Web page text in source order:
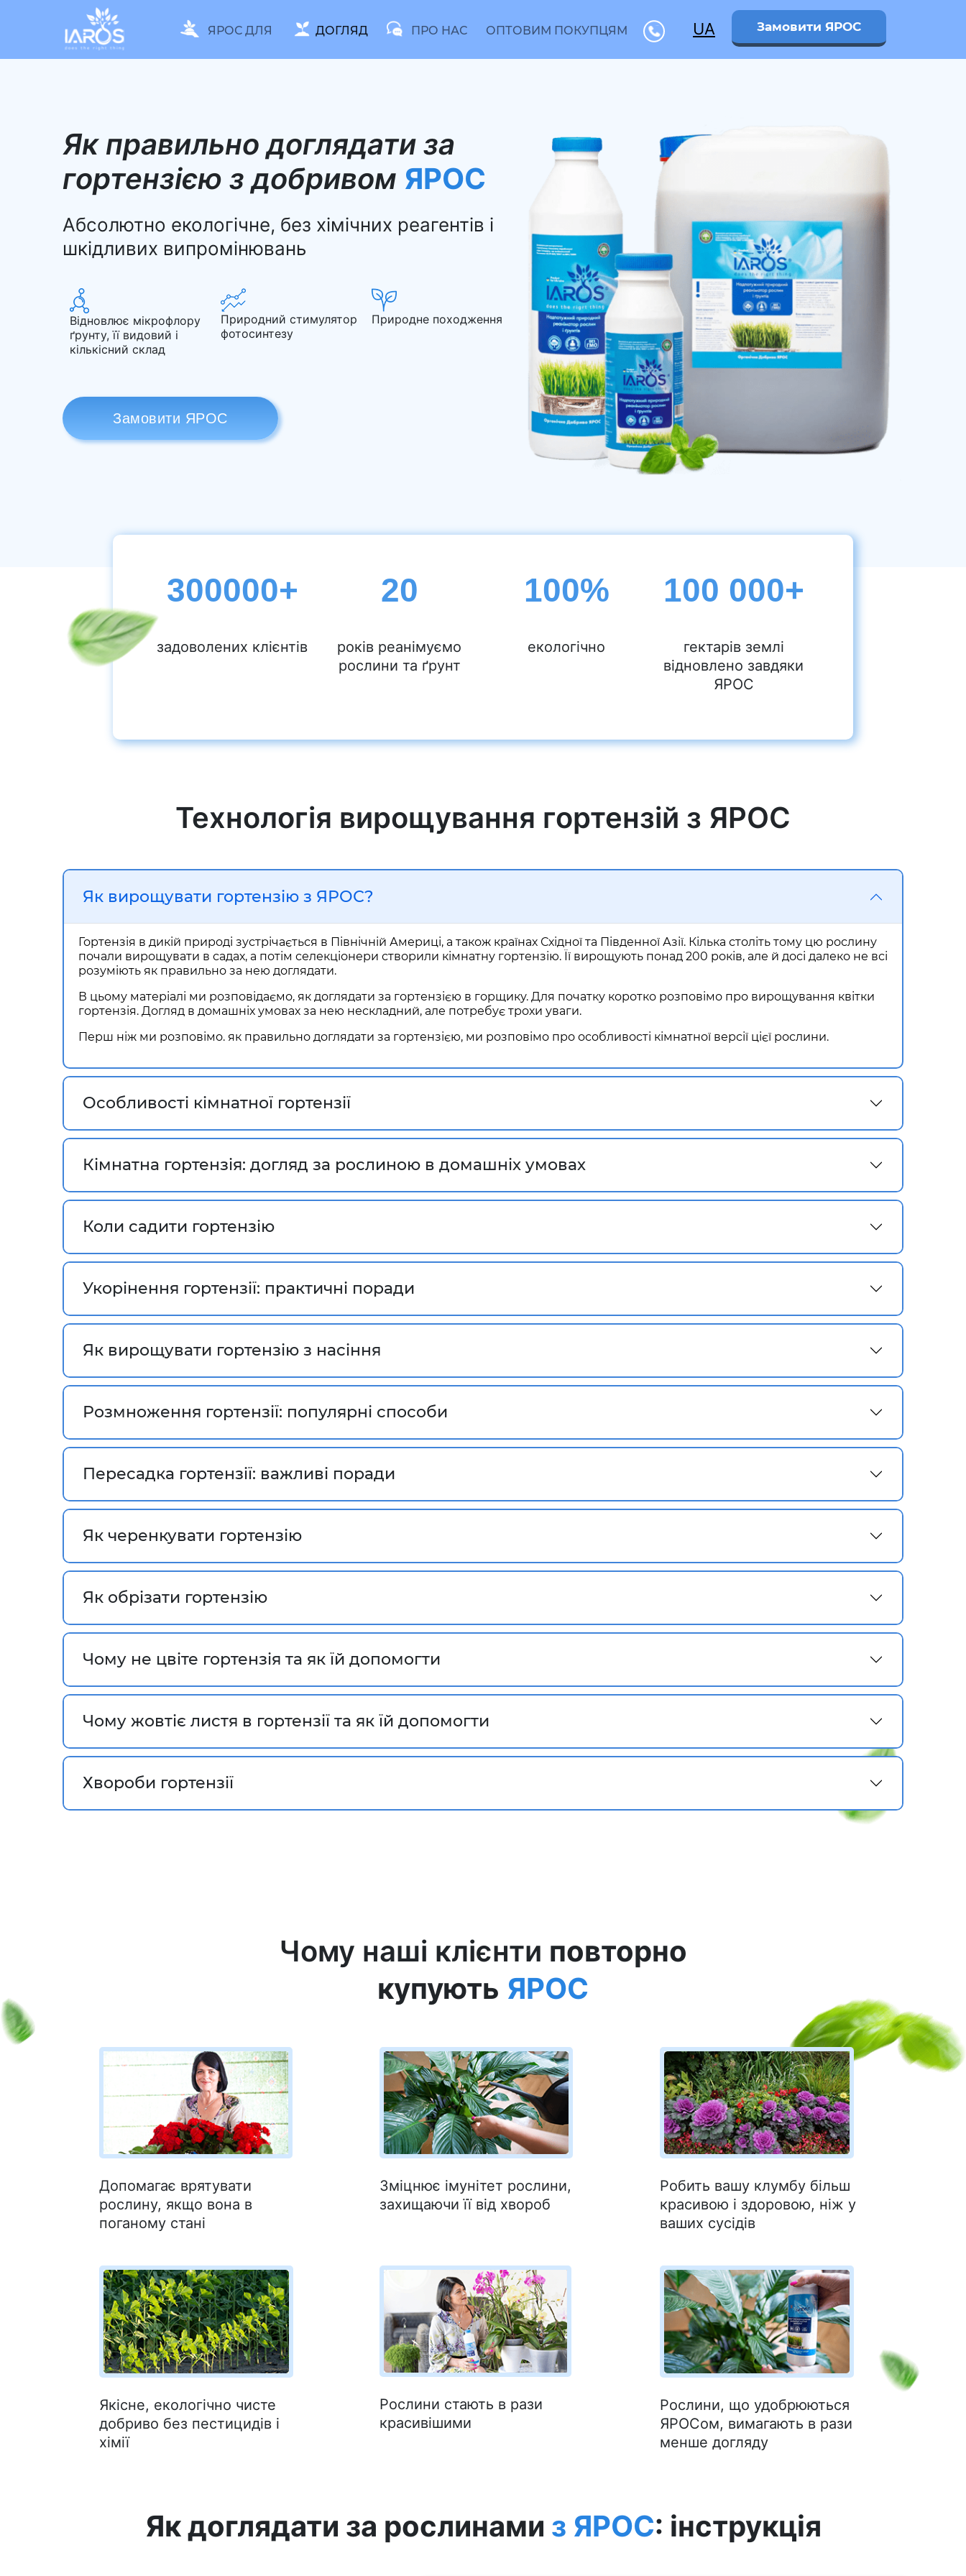
ЯРОС ДЛЯ ДОГЛЯД ПРО НАС ОПТОВИМ ПОКУПЦЯМ UA Замовити ЯРОС
Як правильно доглядати за
гортензією з добривом ЯРОС
Абсолютно екологічне, без хімічних реагентів і
шкідливих випромінювань
Відновлює мікрофлору
ґрунту, її видовий і
кількісний склад
Природний стимулятор
фотосинтезу
Природне походження
Замовити ЯРОС
300000+
задоволених клієнтів
20
років реанімуємо
рослини та ґрунт
100%
екологічно
100 000+
гектарів землі
відновлено завдяки
ЯРОС
Технологія вирощування гортензій з ЯРОС
Як вирощувати гортензію з ЯРОС?
Гортензія в дикій природі зустрічається в Північній Америці, а також країнах Східної та Південної Азії. Кілька століть тому цю рослину
почали вирощувати в садах, а потім селекціонери створили кімнатну гортензію. Її вирощують понад 200 років, але й досі далеко не всі
розуміють як правильно за нею доглядати.
В цьому матеріалі ми розповідаємо, як доглядати за гортензією в горщику. Для початку коротко розповімо про вирощування квітки
гортензія. Догляд в домашніх умовах за нею нескладний, але потребує трохи уваги.
Перш ніж ми розповімо. як правильно доглядати за гортензією, ми розповімо про особливості кімнатної версії цієї рослини.
Особливості кімнатної гортензії
Кімнатна гортензія: догляд за рослиною в домашніх умовах
Коли садити гортензію
Укорінення гортензії: практичні поради
Як вирощувати гортензію з насіння
Розмноження гортензії: популярні способи
Пересадка гортензії: важливі поради
Як черенкувати гортензію
Як обрізати гортензію
Чому не цвіте гортензія та як їй допомогти
Чому жовтіє листя в гортензії та як їй допомогти
Хвороби гортензії
Чому наші клієнти повторно
купують ЯРОС
Допомагає врятувати
рослину, якщо вона в
поганому стані
Зміцнює імунітет рослини,
захищаючи її від хвороб
Робить вашу клумбу більш
красивою і здоровою, ніж у
ваших сусідів
Якісне, екологічно чисте
добриво без пестицидів і
хімії
Рослини стають в рази
красивішими
Рослини, що удобрюються
ЯРОСом, вимагають в рази
менше догляду
Як доглядати за рослинами з ЯРОС: інструкція